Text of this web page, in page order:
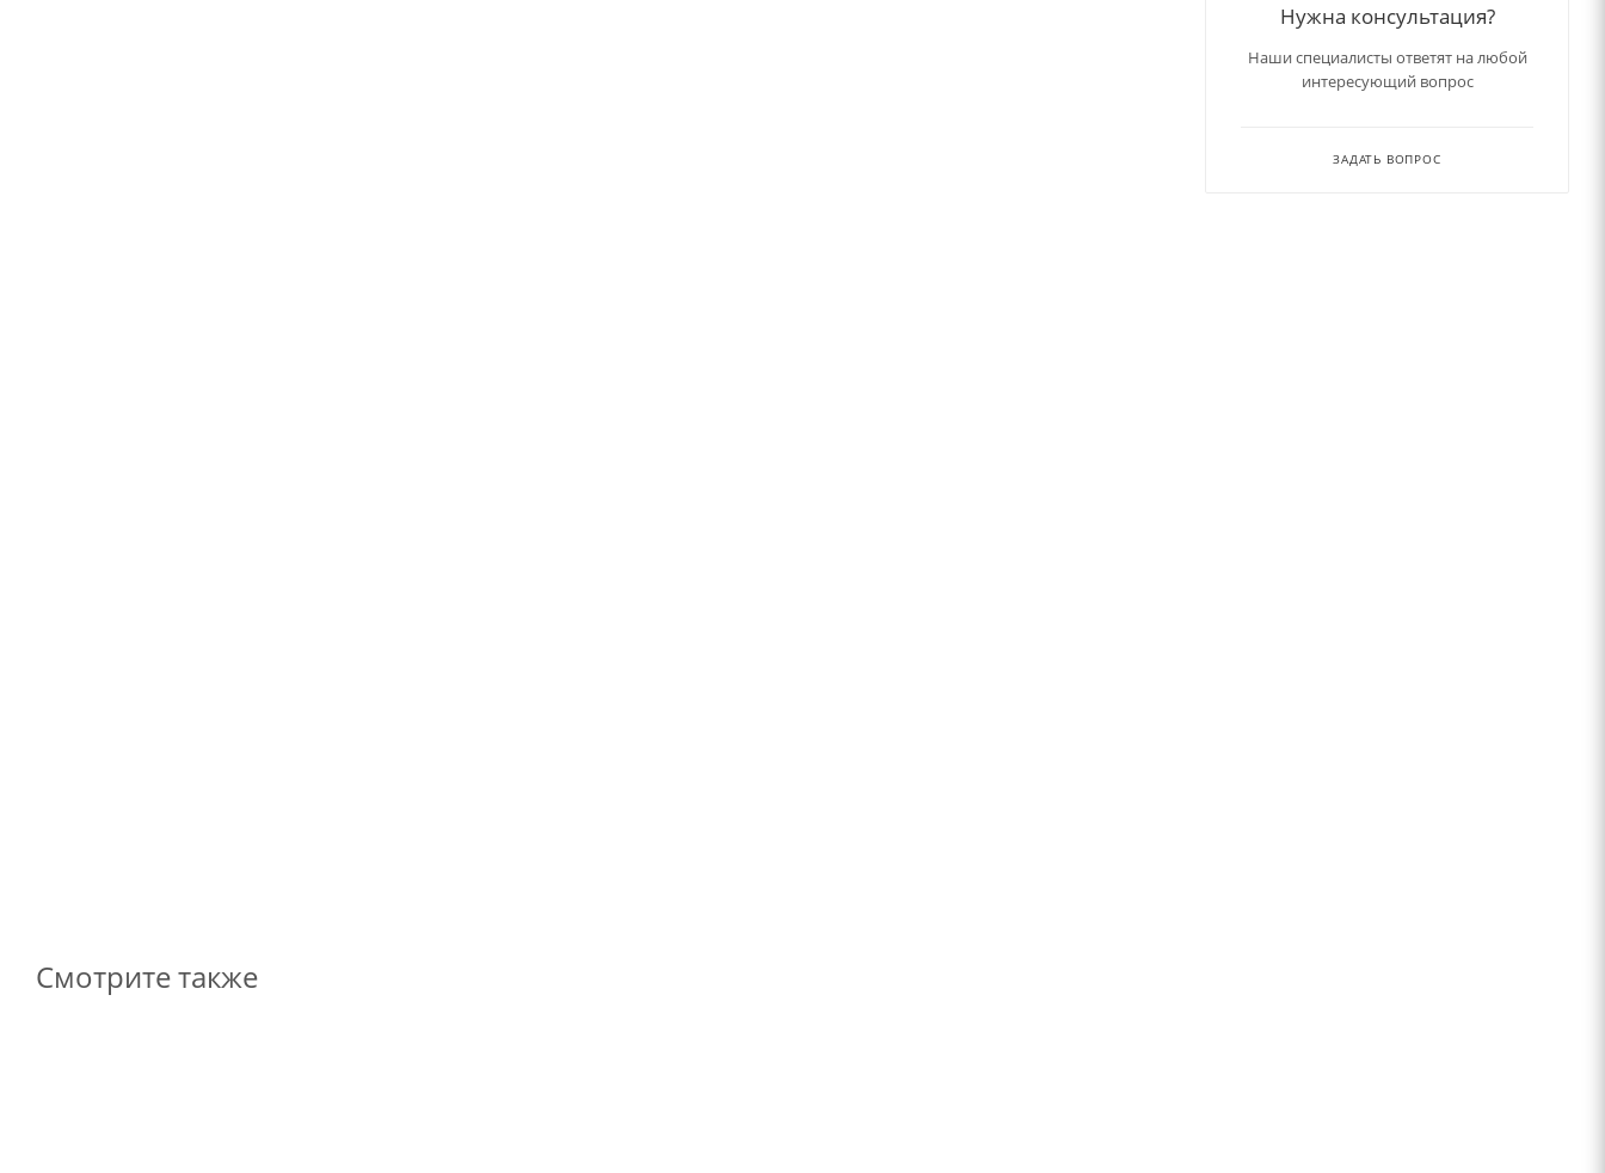
Смотрите также
Нужна консультация?
Наши специалисты ответят на любой
интересующий вопрос
ЗАДАТЬ ВОПРОС